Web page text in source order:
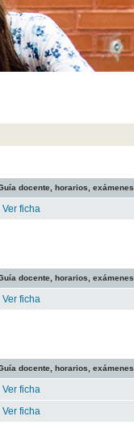
docente, horarios, exámenes
Ver ficha
docente, horarios, exámenes
Ver ficha
docente, horarios, exámenes
Ver ficha
Ver ficha